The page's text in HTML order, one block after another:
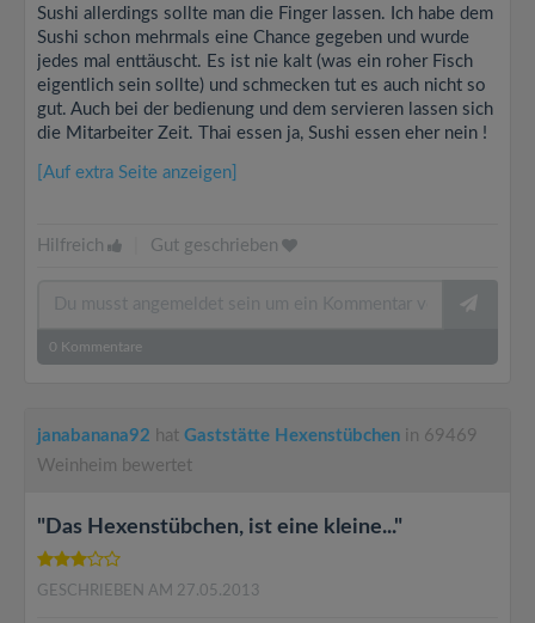
Sushi allerdings sollte man die Finger lassen. Ich habe dem
Sushi schon mehrmals eine Chance gegeben und wurde
jedes mal enttäuscht. Es ist nie kalt (was ein roher Fisch
eigentlich sein sollte) und schmecken tut es auch nicht so
gut. Auch bei der bedienung und dem servieren lassen sich
die Mitarbeiter Zeit. Thai essen ja, Sushi essen eher nein !
[Auf extra Seite anzeigen]
Hilfreich Gut geschrieben
0 Kommentare
janabanana92 hat Gaststätte Hexenstübchen in 69469
Weinheim bewertet
"Das Hexenstübchen, ist eine kleine..."
GESCHRIEBEN AM 27.05.2013